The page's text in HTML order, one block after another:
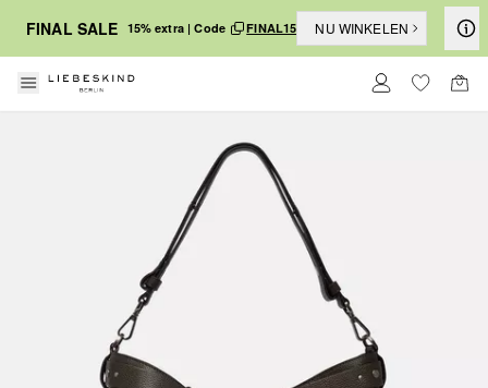
FINAL SALE 15% extra | Code FINAL15 NU WINKELEN